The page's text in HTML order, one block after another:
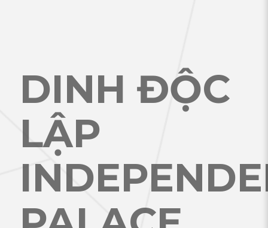
DINH ĐỘC
LẬP